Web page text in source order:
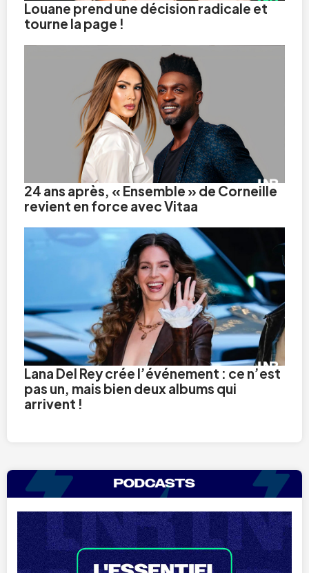
Louane prend une décision radicale et
tourne la page !
24 ans après, « Ensemble » de Corneille
revient en force avec Vitaa
Lana Del Rey crée l’événement : ce n’est
pas un, mais bien deux albums qui
arrivent !